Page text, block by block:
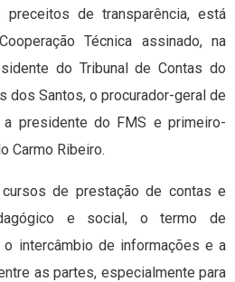
de transparência, está
Técnica assinado, na
do Tribunal de Contas do
dos Santos, o procurador-geral de
a presidente do FMS e primeiro-
Carmo Ribeiro.
de prestação de contas e
e social, o termo de
o intercâmbio de informações e a
as partes, especialmente para